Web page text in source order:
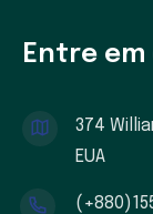
Entre
374
EUA